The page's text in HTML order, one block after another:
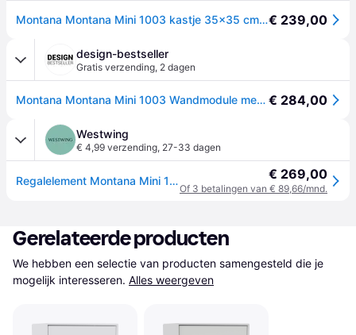
Montana Montana Mini 1003 kastje 35x35 cm Anthracite€ 239,00
design-bestseller
Gratis verzending, 2 dagen
Montana Montana Mini 1003 Wandmodule met deur - Anthracite - 4 - 6 Wochen € 284,00
Westwing
€ 4,99 verzending, 27-33 dagen
Regalelement Montana Mini 1003 für modulares Regalsystem € 269,00
Of 3 betalingen van € 89,66/mnd.
Gerelateerde producten
We hebben een selectie van producten samengesteld die je
mogelijk interesseren. Alles weergeven